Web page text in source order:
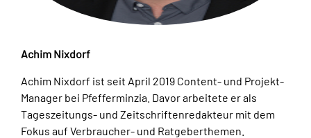
Achim Nixdorf
Achim Nixdorf ist seit April 2019 Content- und Projekt-
Manager bei Pfefferminzia. Davor arbeitete er als
Tageszeitungs- und Zeitschriftenredakteur mit dem
Fokus auf Verbraucher- und Ratgeberthemen.